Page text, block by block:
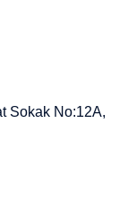
Sokak No:12A,